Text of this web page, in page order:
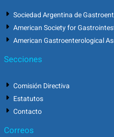
Sociedad Argentina de
American Society for
American Gastroenterological
Secciones
Comisión Directiva
Estatutos
Contacto
Correos